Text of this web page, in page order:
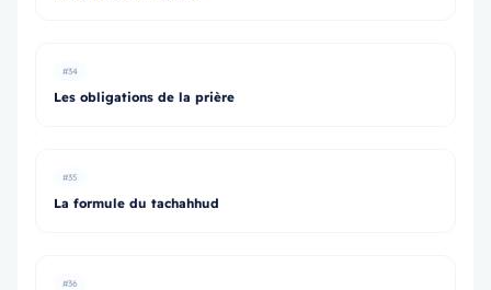
#34
Les obligations de la prière
#35
La formule du tachahhud
#36